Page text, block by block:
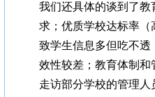
我们还具体的谈到了
求；优质学校达标率（
致学生信息多但吃不
效性较差；教育体制
走访部分学校的管理